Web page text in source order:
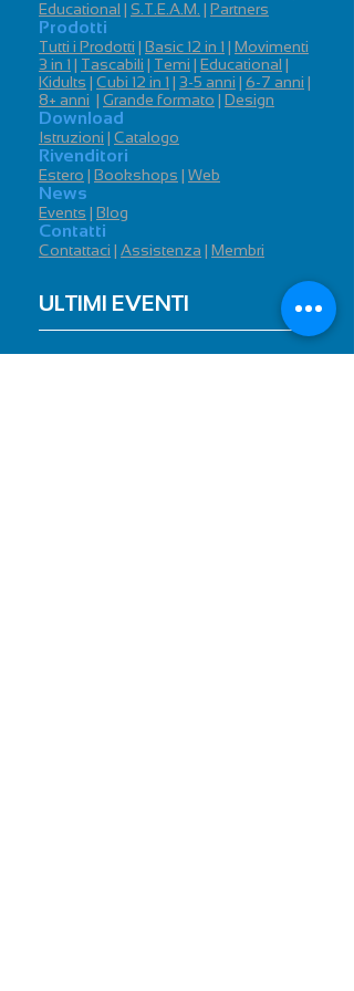
Educational | S.T.E.A.M. | Partners
Prodotti
Tutti i Prodotti | Basic 12 in 1 | Movimenti
3 in 1 | Tascabili | Temi | Educational |
Kidults | Cubi 12 in 1 | 3-5 anni | 6-7 anni |
8+ anni | Grande formato | Design
Download
Istruzioni | Catalogo
Rivenditori
Estero | Bookshops | Web
News
Events | Blog
Contatti
Contattaci | Assistenza | Membri
ULTIMI EVENTI
15